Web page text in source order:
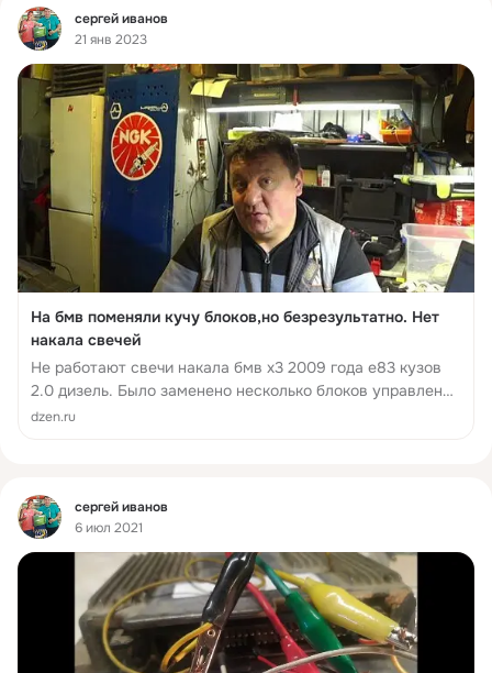
Фид
сергей иванов
21 янв 2023
На бмв поменяли кучу блоков,но безрезультатно. Нет
накала свечей
Не работают свечи накала бмв х3 2009 года e83 кузов
2.0 дизель. Было заменено несколько блоков управления
свечами, но результата нет. Сегодня…
dzen.ru
Фид
сергей иванов
6 июл 2021